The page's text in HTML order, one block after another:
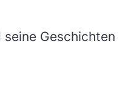
seine Geschichten